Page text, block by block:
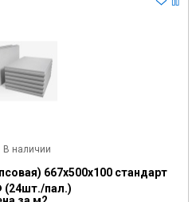
В наличии
667х500х100 стандарт
(24шт./пал.)